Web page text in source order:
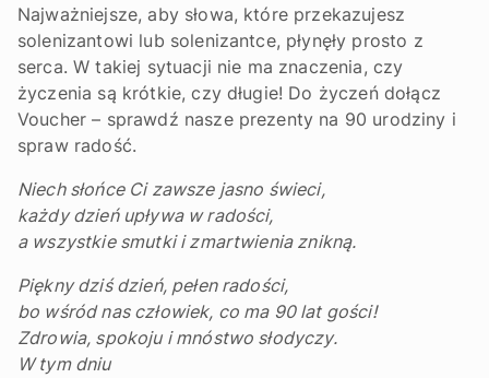
Najważniejsze, aby słowa, które przekazujesz
solenizantowi lub solenizantce, płynęły prosto z
serca. W takiej sytuacji nie ma znaczenia, czy
życzenia są krótkie, czy długie! Do życzeń dołącz
Voucher – sprawdź nasze prezenty na 90 urodziny i
spraw radość.
Niech słońce Ci zawsze jasno świeci,
każdy dzień upływa w radości,
a wszystkie smutki i zmartwienia znikną.
Piękny dziś dzień, pełen radości,
bo wśród nas człowiek, co ma 90 lat gości!
Zdrowia, spokoju i mnóstwo słodyczy.
W tym dniu